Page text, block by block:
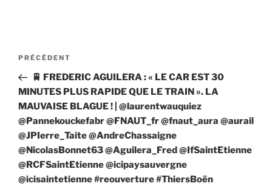
Navigation
l’article
Article
précédent
PRÉCÉDENT
🚆 FREDERIC AGUILERA : « LE CAR EST 30
MINUTES PLUS RAPIDE QUE LE TRAIN ». LA
MAUVAISE BLAGUE ! | @laurentwauquiez
@Pannekouckefabr @FNAUT_fr @fnaut_aura @aurail
@JPIerre_Taite @AndreChassaigne
@NicolasBonnet63 @Aguilera_Fred @IfSaintEtienne
@RCFSaintEtienne @icipaysauvergne
@icisaintetienne #reouverture #ThiersBoën